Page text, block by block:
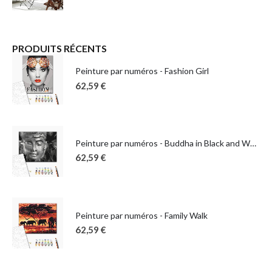
PRODUITS RÉCENTS
Peinture par numéros - Fashion Girl
62,59 €
Peinture par numéros - Buddha in Black and White
62,59 €
Peinture par numéros - Family Walk
62,59 €